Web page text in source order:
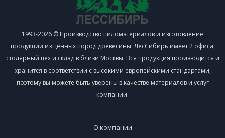
1993-2026 © Производство пиломатериалов и изготовление
продукции из ценных пород древесины. ЛесСибирь имеет 2 офиса,
столярный цех и склад в близи Москвы. Вся продукция производится и
хранится в соответствии с высокими европейскими стандартами,
поэтому вы можете быть уверены в качестве материалов и услуг
компании.
О компании